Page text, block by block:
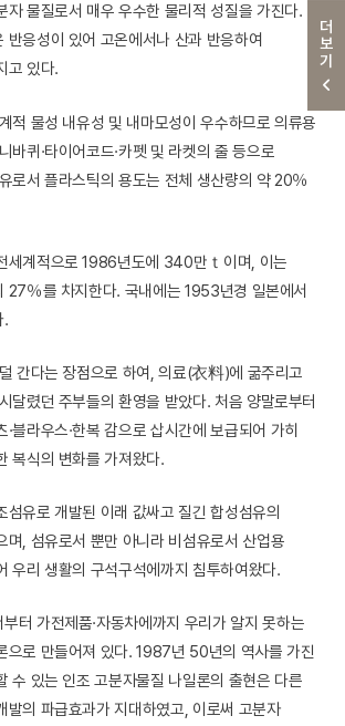
더보기
자 물질로서 매우 우수한 물리적 성질을 가진다.
반응성이 있어 고온에서나 산과 반응하여
고 있다.
적 물성 내유성 및 내마모성이 우수하므로 의류용
바퀴·타이어코드·카펫 및 라켓의 줄 등으로
로서 플라스틱의 용도는 전체 생산량의 약 20％
세계적으로 1986년도에 340만ｔ이며, 이는
27％를 차지한다. 국내에는 1953년경 일본에서
.
간다는 장점으로 하여, 의료(衣料)에 굶주리고
달렸던 주부들의 환영을 받았다. 처음 양말로부터
블라우스·한복 감으로 삽시간에 보급되어 가히
복식의 변화를 가져왔다.
섬유로 개발된 이래 값싸고 질긴 합성섬유의
며, 섬유로서 뿐만 아니라 비섬유로서 산업용
우리 생활의 구석구석에까지 침투하여왔다.
터 가전제품·자동차에까지 우리가 알지 못하는
으로 만들어져 있다. 1987년 50년의 역사를 가진
수 있는 인조 고분자물질 나일론의 출현은 다른
발의 파급효과가 지대하였고, 이로써 고분자